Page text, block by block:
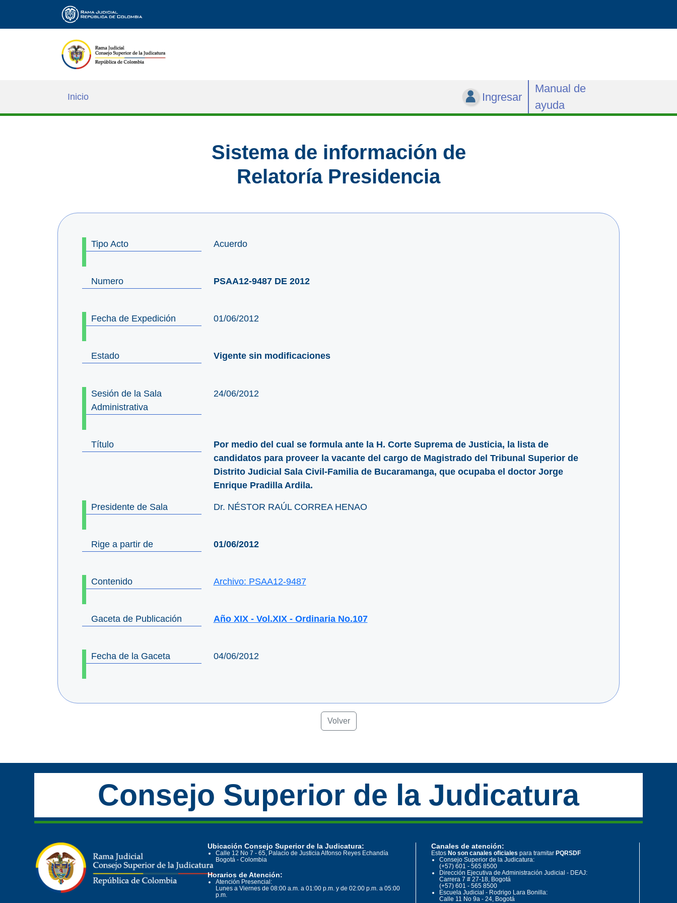
Inicio Ingresar
Manual de
ayuda
Sistema de información de
Relatoría Presidencia
Tipo Acto Acuerdo
Numero PSAA12-9487 DE 2012
Fecha de Expedición 01/06/2012
Estado Vigente sin modificaciones
Sesión de la Sala
Administrativa
24/06/2012
Título
Por medio del cual se formula ante la H. Corte Suprema de Justicia, la lista de
candidatos para proveer la vacante del cargo de Magistrado del Tribunal Superior de
Distrito Judicial Sala Civil-Familia de Bucaramanga, que ocupaba el doctor Jorge
Enrique Pradilla Ardila.
Presidente de Sala Dr. NÉSTOR RAÚL CORREA HENAO
Rige a partir de 01/06/2012
Contenido Archivo: PSAA12-9487
Gaceta de Publicación Año XIX - Vol.XIX - Ordinaria No.107
Fecha de la Gaceta 04/06/2012
Volver
Consejo Superior de la Judicatura
Ubicación Consejo Superior de la Judicatura:
Calle 12 No 7 - 65, Palacio de Justicia Alfonso Reyes Echandía
Bogotá - Colombia
Horarios de Atención:
Atención Presencial:
Lunes a Viernes de 08:00 a.m. a 01:00 p.m. y de 02:00 p.m. a 05:00
p.m.
Canales de atención:
Estos No son canales oficiales para tramitar PQRSDF
Consejo Superior de la Judicatura:
(+57) 601 - 565 8500
Dirección Ejecutiva de Administración Judicial - DEAJ:
Carrera 7 # 27-18, Bogotá
(+57) 601 - 565 8500
Escuela Judicial - Rodrigo Lara Bonilla:
Calle 11 No 9a - 24, Bogotá